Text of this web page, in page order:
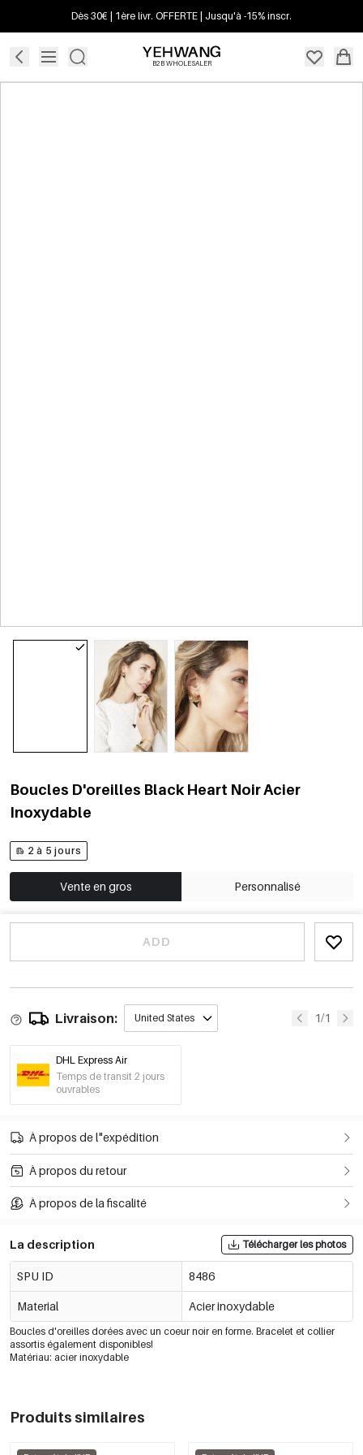
Dès 30€ | 1ère livr. OFFERTE | Jusqu'à -15% inscr.
B2B WHOLESALER
Boucles D'oreilles Black Heart Noir Acier
Inoxydable
2 à 5 jours
Vente en gros Personnalisé
ADD
Livraison: United States 1/1
DHL Express Air
Temps de transit 2 jours
ouvrables
À propos de l"expédition
À propos du retour
À propos de la fiscalité
La description Télécharger les photos
SPU ID 8486
Material Acier inoxydable
Boucles d'oreilles dorées avec un coeur noir en forme. Bracelet et collier
assortis également disponibles!
Matériau: acier inoxydable
Produits similaires